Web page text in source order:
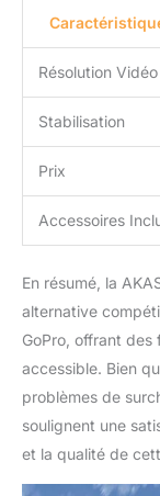
Résolution Vidéo
Stabilisation
Prix
Accessoires
En résumé, la
alternative
GoPro, offrant des
accessible. Bien
problèmes de
soulignent une
et la qualité de